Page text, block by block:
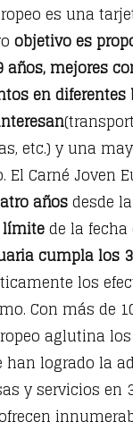
es una
objetivo es
años, mejores
en diferentes
etc.) y una
El Carné Joven
añosdesde
de la
cumpla los
los
Con más de
aglutina
logrado la
y servicios en